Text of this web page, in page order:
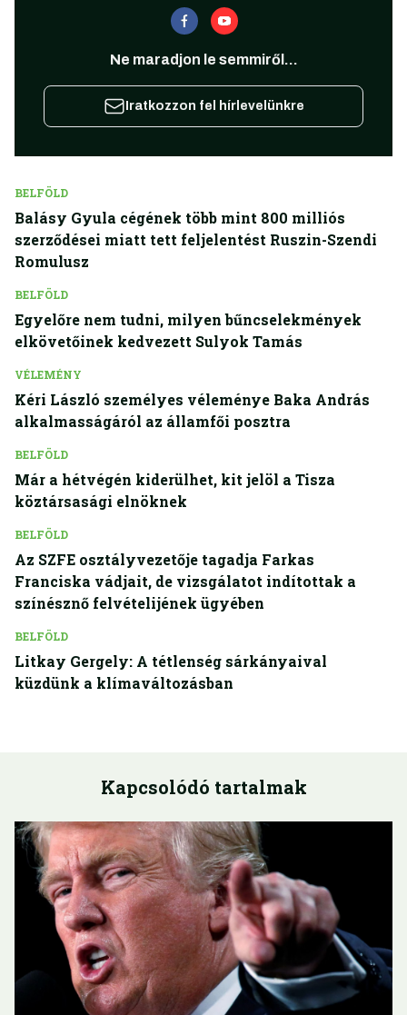
Ne maradjon le semmiről...
Iratkozzon fel hírlevelünkre
BELFÖLD
Balásy Gyula cégének több mint 800 milliós
szerződései miatt tett feljelentést Ruszin-Szendi
Romulusz
BELFÖLD
Egyelőre nem tudni, milyen bűncselekmények
elkövetőinek kedvezett Sulyok Tamás
VÉLEMÉNY
Kéri László személyes véleménye Baka András
alkalmasságáról az államfői posztra
BELFÖLD
Már a hétvégén kiderülhet, kit jelöl a Tisza
köztársasági elnöknek
BELFÖLD
Az SZFE osztályvezetője tagadja Farkas
Franciska vádjait, de vizsgálatot indítottak a
színésznő felvételijének ügyében
BELFÖLD
Litkay Gergely: A tétlenség sárkányaival
küzdünk a klímaváltozásban
Kapcsolódó tartalmak